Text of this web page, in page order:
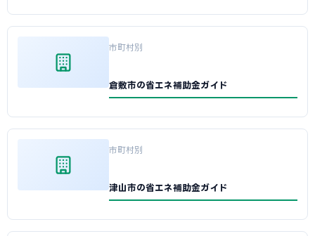
市町村別
倉敷市の省エネ補助金ガイド
市町村別
津山市の省エネ補助金ガイド